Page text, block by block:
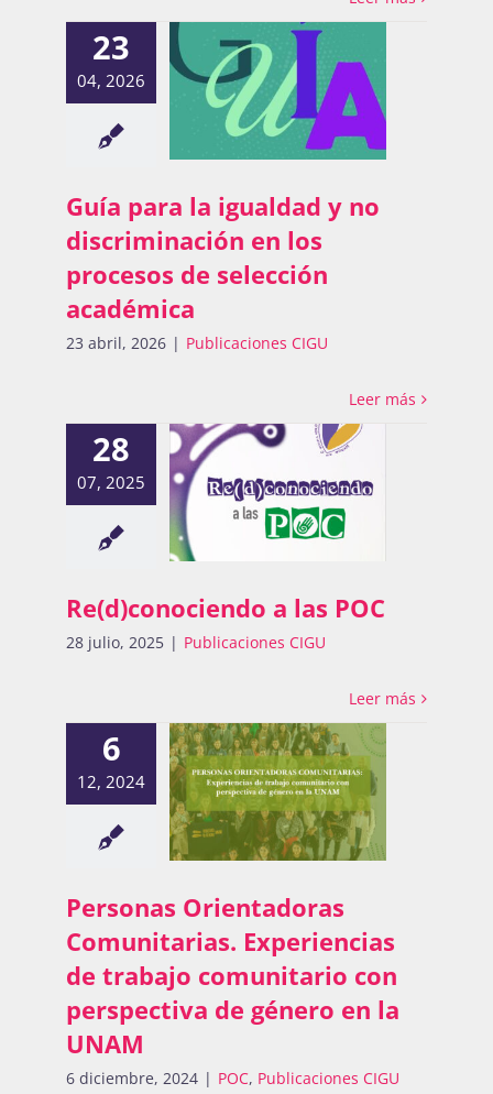
23
04, 2026
Guía para la igualdad y no
discriminación en los
procesos de selección
académica
23 abril, 2026 | Publicaciones CIGU
Leer más
28
07, 2025
Re(d)conociendo a las POC
28 julio, 2025 | Publicaciones CIGU
Leer más
6
12, 2024
Personas Orientadoras
Comunitarias. Experiencias
de trabajo comunitario con
perspectiva de género en la
UNAM
6 diciembre, 2024 | POC, Publicaciones CIGU